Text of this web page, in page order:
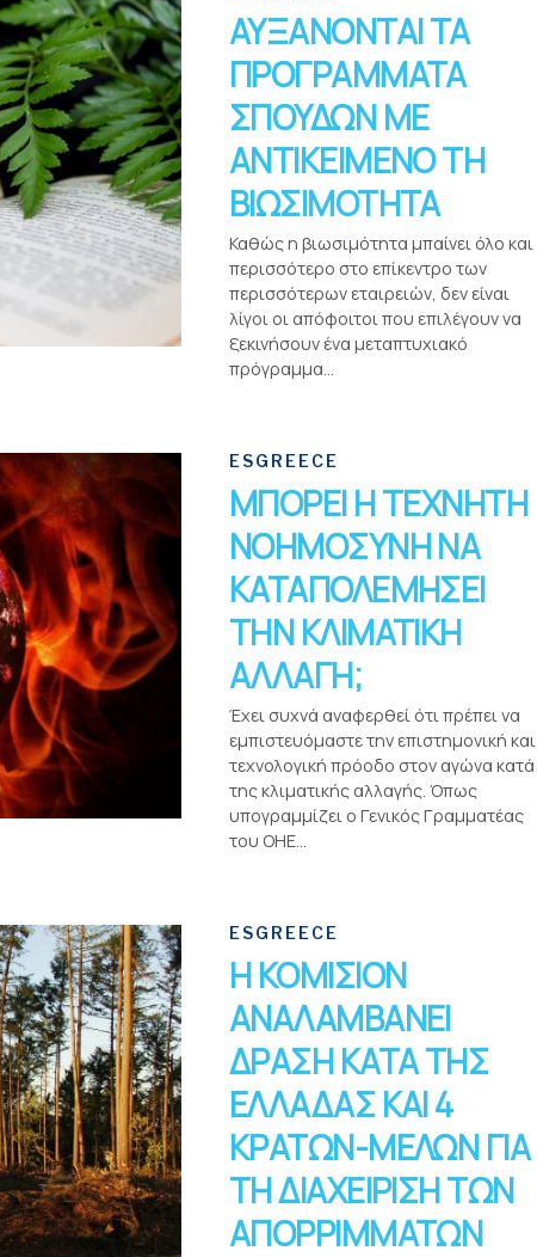
ΑΥΞΑΝΟΝΤΑΙ ΤΑ
ΠΡΟΓΡΑΜΜΑΤΑ
ΣΠΟΥΔΩΝ ΜΕ
ΑΝΤΙΚΕΙΜΕΝΟ ΤΗ
ΒΙΩΣΙΜΟΤΗΤΑ
Καθώς η βιωσιμότητα μπαίνει όλο και
περισσότερο στο επίκεντρο των
περισσότερων εταιρειών, δεν είναι
λίγοι οι απόφοιτοι που επιλέγουν να
ξεκινήσουν ένα μεταπτυχιακό
πρόγραμμα...
ESGREECE
ΜΠΟΡΕΙ Η ΤΕΧΝΗΤΗ
ΝΟΗΜΟΣΥΝΗ ΝΑ
ΚΑΤΑΠΟΛΕΜΗΣΕΙ
ΤΗΝ ΚΛΙΜΑΤΙΚΗ
ΑΛΛΑΓΗ;
Έχει συχνά αναφερθεί ότι πρέπει να
εμπιστευόμαστε την επιστημονική και
τεχνολογική πρόοδο στον αγώνα κατά
της κλιματικής αλλαγής. Όπως
υπογραμμίζει ο Γενικός Γραμματέας
του ΟΗΕ...
ESGREECE
Η ΚΟΜΙΣΙΟΝ
ΑΝΑΛΑΜΒΑΝΕΙ
ΔΡΑΣΗ ΚΑΤΑ ΤΗΣ
ΕΛΛΑΔΑΣ ΚΑΙ 4
ΚΡΑΤΩΝ-ΜΕΛΩΝ ΓΙΑ
ΤΗ ΔΙΑΧΕΙΡΙΣΗ ΤΩΝ
ΑΠΟΡΡΙΜΜΑΤΩΝ